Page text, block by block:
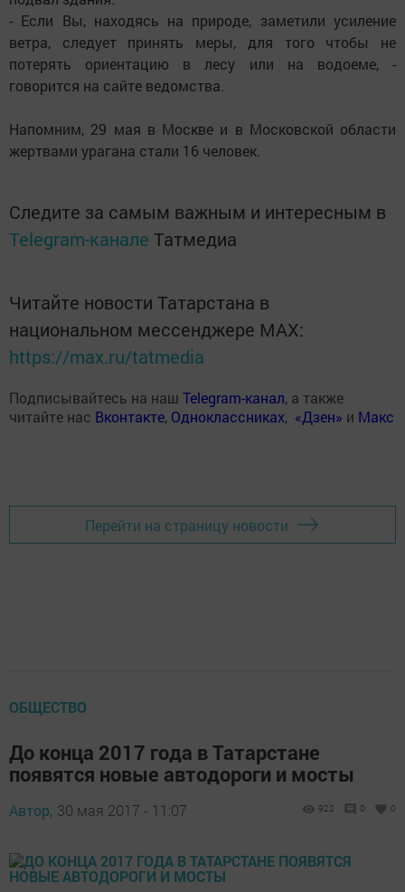
- Если Вы, находясь на природе, заметили усиление
ветра, следует принять меры, для того чтобы не
потерять ориентацию в лесу или на водоеме, -
говорится на сайте ведомства.
Напомним, 29 мая в Москве и в Московской области
жертвами урагана стали 16 человек.
Следите за самым важным и интересным в
Telegram-канале Татмедиа
Читайте новости Татарстана в
национальном мессенджере MАХ:
https://max.ru/tatmedia
Подписывайтесь на наш Telegram-канал, а также
читайте нас Вконтакте, Одноклассниках, «Дзен» и Макс
Перейти на страницу новости
ОБЩЕСТВО
До конца 2017 года в Татарстане
появятся новые автодороги и мосты
Автор, 30 мая 2017 - 11:07 922 0 0